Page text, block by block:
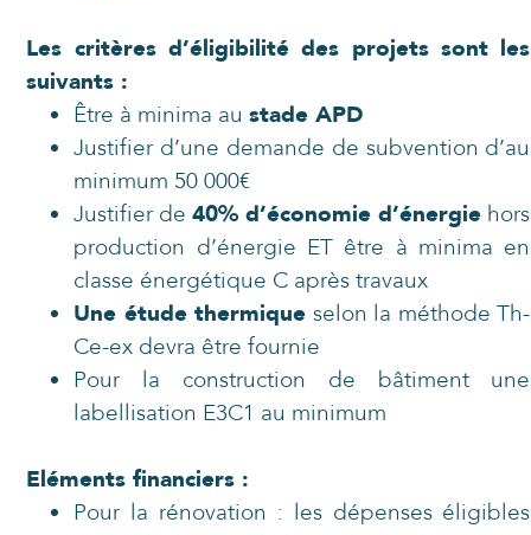
Les critères d’éligibilité des projets sont les
suivants :
Être à minima austade APD
Justifier d’une demande de subvention d’au
minimum 50 000€
Justifier de40% d’économie d’énergie hors
production d’énergie ET être à minima en
classe énergétique C après travaux
Une étude thermique selon la méthode Th-
Ce-ex devra être fournie
Pour la construction de bâtiment une
labellisation E3C1 au minimum
Eléments financiers :
Pour la rénovation : les dépenses éligibles